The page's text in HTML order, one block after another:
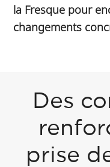
la Fresque pour
changements
Des
prise